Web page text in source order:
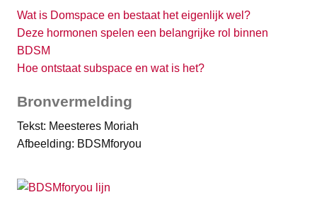
Wat is Domspace en bestaat het eigenlijk wel?
Deze hormonen spelen een belangrijke rol binnen
BDSM
Hoe ontstaat subspace en wat is het?
Bronvermelding
Tekst: Meesteres Moriah
Afbeelding: BDSMforyou